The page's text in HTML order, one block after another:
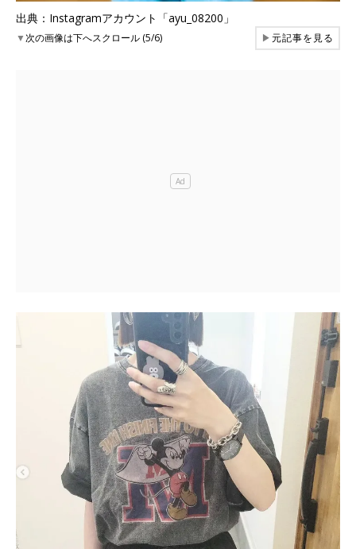
出典：Instagramアカウント「ayu_08200」
▼次の画像は下へスクロール (5/6) ▶元記事を見る